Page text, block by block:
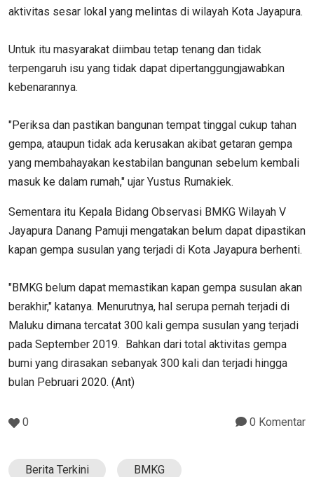
aktivitas sesar lokal yang melintas di wilayah Kota Jayapura.
Untuk itu masyarakat diimbau tetap tenang dan tidak
terpengaruh isu yang tidak dapat dipertanggungjawabkan
kebenarannya.
"Periksa dan pastikan bangunan tempat tinggal cukup tahan
gempa, ataupun tidak ada kerusakan akibat getaran gempa
yang membahayakan kestabilan bangunan sebelum kembali
masuk ke dalam rumah," ujar Yustus Rumakiek.
Sementara itu Kepala Bidang Observasi BMKG Wilayah V
Jayapura Danang Pamuji mengatakan belum dapat dipastikan
kapan gempa susulan yang terjadi di Kota Jayapura berhenti.
"BMKG belum dapat memastikan kapan gempa susulan akan
berakhir," katanya. Menurutnya, hal serupa pernah terjadi di
Maluku dimana tercatat 300 kali gempa susulan yang terjadi
pada September 2019. Bahkan dari total aktivitas gempa
bumi yang dirasakan sebanyak 300 kali dan terjadi hingga
bulan Pebruari 2020. (Ant)
0 0 Komentar
Berita Terkini BMKG